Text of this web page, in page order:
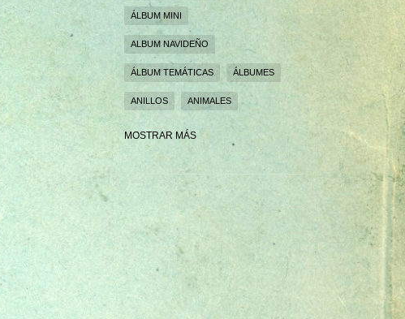
ÁLBUM MINI
ALBUM NAVIDEÑO
ÁLBUM TEMÁTICAS ÁLBUMES
ANILLOS ANIMALES
BODAS BROCHES
CAJA EXPLOSIVA
CAJAS PERSONALIZADAS
CHARMS COLGANTES
COMUNIÓN CUADERNOS A5
CUMPLEAÑOS DECOUPAGE
DIARIO SECRETO DIARIOS
MOSTRAR MÁS